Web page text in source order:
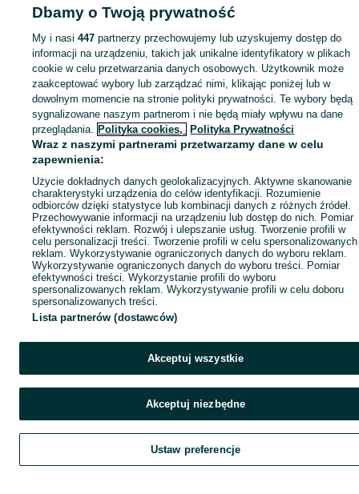
Szukaj Obserwujesz Dodaj Czat
Dbamy o Twoją prywatność
My i nasi447 partnerzy przechowujemy lub uzyskujemy dostęp do
informacji na urządzeniu, takich jak unikalne identyfikatory w plikach
cookie w celu przetwarzania danych osobowych. Użytkownik może
zaakceptować wybory lub zarządzać nimi, klikając poniżej lub w
dowolnym momencie na stronie polityki prywatności. Te wybory będą
sygnalizowane naszym partnerom i nie będą miały wpływu na dane
przeglądania. Polityka cookies, Polityka Prywatności
Wraz z naszymi partnerami przetwarzamy dane w celu
zapewnienia:
Użycie dokładnych danych geolokalizacyjnych. Aktywne skanowanie
charakterystyki urządzenia do celów identyfikacji. Rozumienie
odbiorców dzięki statystyce lub kombinacji danych z różnych źródeł.
Przechowywanie informacji na urządzeniu lub dostęp do nich. Pomiar
efektywności reklam. Rozwój i ulepszanie usług. Tworzenie profili w
celu personalizacji treści. Tworzenie profili w celu spersonalizowanych
reklam. Wykorzystywanie ograniczonych danych do wyboru reklam.
Wykorzystywanie ograniczonych danych do wyboru treści. Pomiar
efektywności treści. Wykorzystanie profili do wyboru
spersonalizowanych reklam. Wykorzystywanie profili w celu doboru
spersonalizowanych treści.
Lista partnerów (dostawców)
Akceptuj wszystkie
Akceptuj niezbędne
Ustaw preferencje